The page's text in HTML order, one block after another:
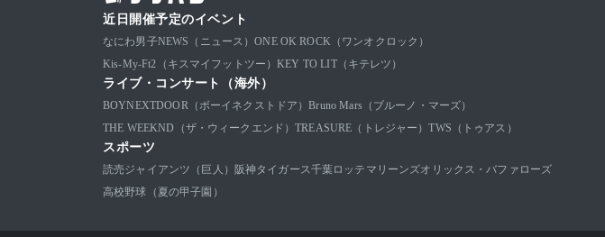
近日開催予定のイベント
なにわ男子NEWS（ニュース）ONE OK ROCK（ワンオクロック）
Kis-My-Ft2（キスマイフットツー）KEY TO LIT（キテレツ）
ライブ・コンサート（海外）
BOYNEXTDOOR（ボーイネクストドア）Bruno Mars（ブルーノ・マーズ）
THE WEEKND（ザ・ウィークエンド）TREASURE（トレジャー）TWS（トゥアス）
スポーツ
読売ジャイアンツ（巨人） 阪神タイガース千葉ロッテマリーンズオリックス・バファローズ
高校野球（夏の甲子園）